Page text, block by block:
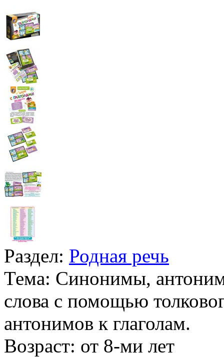
Раздел: Родная речь
Тема: Синонимы,
слова с помощью
антонимов к глаголам.
Возраст: от 8-ми лет